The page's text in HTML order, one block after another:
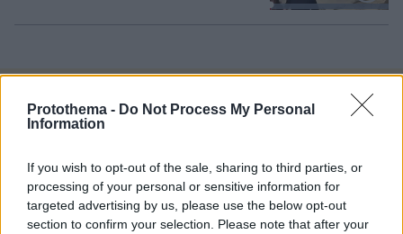
Protothema - Do Not Process My Personal
Information
If you wish to opt-out of the sale, sharing to third parties, or
processing of your personal or sensitive information for
targeted advertising by us, please use the below opt-out
section to confirm your selection. Please note that after your
Loaded
Games